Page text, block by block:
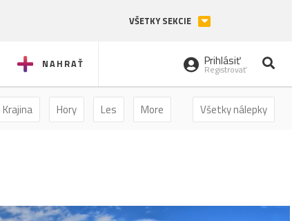
VŠETKY SEKCIE
NAHRAŤ Prihlásiť
Registrovať
Všetky nálepky
Krajina Hory Les More